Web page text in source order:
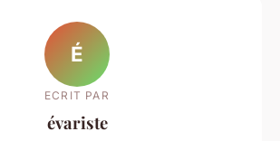
É
ECRIT PAR
évariste